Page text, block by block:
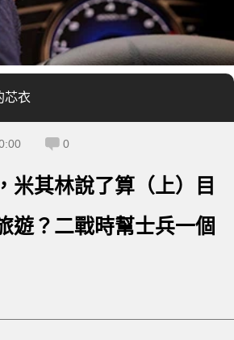
芯衣
0
米其林說了算（上）目
遊？二戰時幫士兵一個